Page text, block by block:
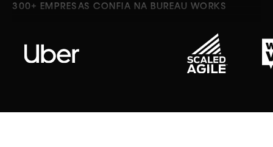
300+ EMPRESAS CONFIA NA BUREAU WORKS